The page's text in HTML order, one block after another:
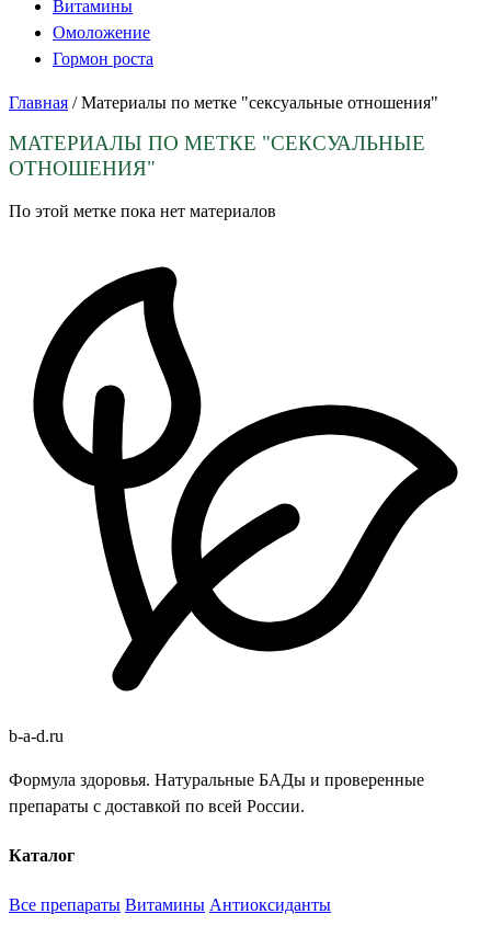
Витамины
Омоложение
Гормон роста
Главная / Материалы по метке "сексуальные отношения"
МАТЕРИАЛЫ ПО МЕТКЕ "СЕКСУАЛЬНЫЕ
ОТНОШЕНИЯ"
По этой метке пока нет материалов
b-a-d.ru
Формула здоровья. Натуральные БАДы и проверенные
препараты с доставкой по всей России.
Каталог
Все препараты Витамины Антиоксиданты